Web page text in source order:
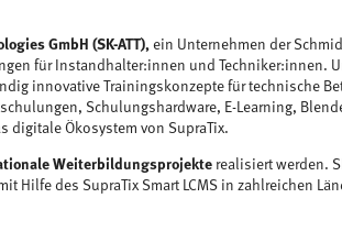
GmbH (SK-ATT), ein Unternehmen der
für Instandhalter:innen und Techniker:innen.
innovative Trainingskonzepte für technische
Schulungshardware, E-Learning,
digitale Ökosystem von SupraTix.
Weiterbildungsprojekte realisiert werden.
Hilfe des SupraTix Smart LCMS in zahlreichen